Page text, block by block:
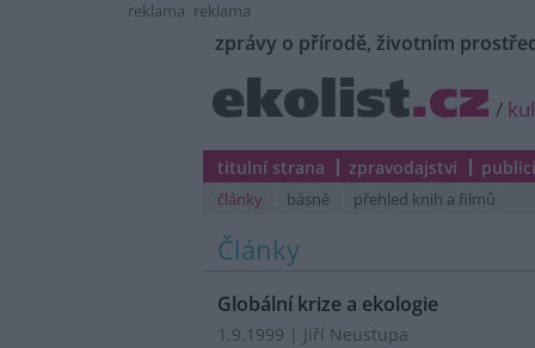
reklama reklama
zprávy o přírodě, životním
/
titulní strana zpravodajství
články básně přehled knih a filmů
Články
Globální krize a ekologie
1.9.1999 | Jiří Neustupa